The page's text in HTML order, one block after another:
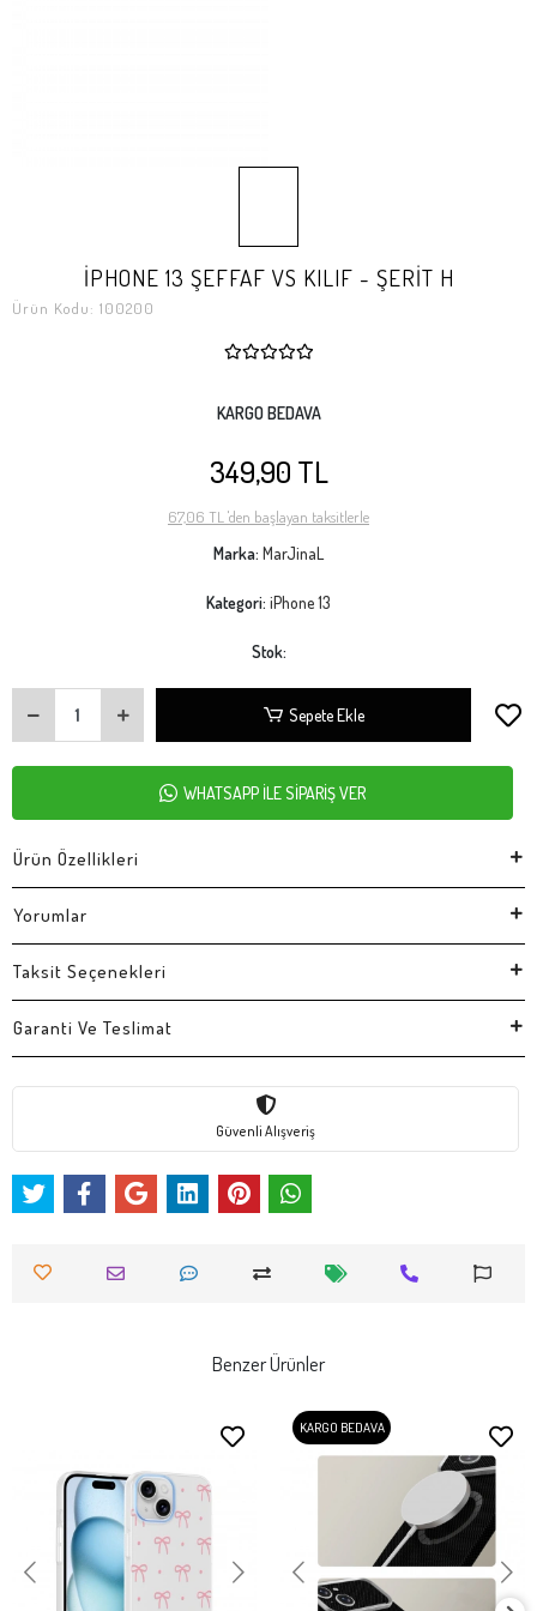
İPHONE 13 ŞEFFAF VS KILIF - ŞERİT H
Ürün Kodu: 100200
KARGO BEDAVA
349,90 TL
67,06 TL 'den başlayan taksitlerle
Marka: MarJinaL
Kategori: iPhone 13
Stok:
Sepete Ekle
WHATSAPP İLE SİPARİŞ VER
Ürün Özellikleri
Yorumlar
Taksit Seçenekleri
Garanti Ve Teslimat
Güvenli Alışveriş
Benzer Ürünler
KARGO BEDAVA